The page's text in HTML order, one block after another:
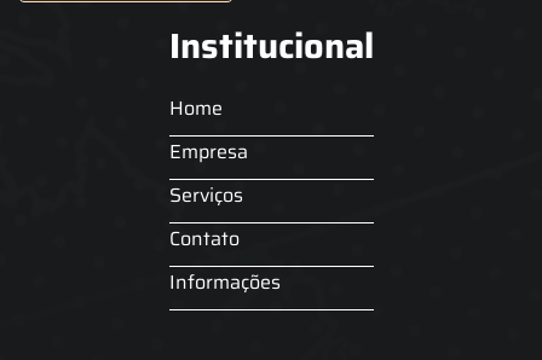
Institucional
Home
Empresa
Serviços
Contato
Informações